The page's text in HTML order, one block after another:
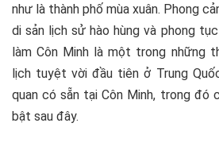
như là thành phố mùa xuân. Phong
di sản lịch sử hào hùng và phong
làm Côn Minh là một trong những
lịch tuyệt vời đầu tiên ở Trung
quan có sẵn tại Côn Minh, trong đó
bật sau đây.